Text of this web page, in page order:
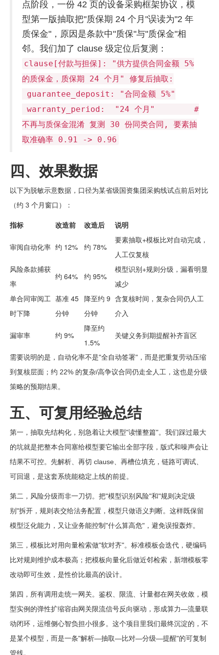
点阶段，一份 42 页的设备采购框架协议，模
型第一版抽取把"质保期 24 个月"误读为"2 年
质保金"，原因是条款中"质保"与"质保金"相
邻。我们加了 clause 级定位后复测：
clause[付款与担保]: "供方提供合同金额 5%
的质保金，质保期 24 个月" 修复后抽取:
guarantee_deposit: "合同金额 5%"
warranty_period: "24 个月" #
不再与质保金混淆 复测 30 份同类合同, 要素抽
取准确率 0.91 -> 0.96
四、效果数据
以下为脱敏示意数据，口径为某省级国资集团采购线试点前后对比
（约 3 个月窗口）：
指标 改造前 改造后 说明
审阅自动化率 约 12% 约 78%
要素抽取+模板比对自动完成，
人工仅复核
风险条款捕获
率
约 64% 约 95%
模型识别+规则分级，漏看明显
减少
单合同审阅工
时下降
基准 45
分钟
降至约 9
分钟
含复核时间，复杂合同仍人工
介入
漏审率 约 9%
降至约
1.5%
关键义务到期提醒补齐盲区
需要说明的是，自动化率不是"全自动签署"，而是把重复劳动压缩
到复核层面；约 22% 的复杂/高争议合同仍走全人工，这也是分级
策略的预期结果。
五、可复用经验总结
第一，抽取先结构化，别急着让大模型"读懂整篇"。我们踩过最大
的坑就是把整本合同塞给模型要它输出全部字段，版式和噪声会让
结果不可控。先解析、再切 clause、再槽位填充，链路可调试、
可回退，是这套系统能稳定上线的前提。
第二，风险分级而非一刀切。把"模型识别风险"和"规则决定级
别"拆开，规则表交给法务配置，模型只做语义判断。这样既保留
模型泛化能力，又让业务能控制"什么算高危"，避免误报轰炸。
第三，模板比对用向量检索做"软对齐"。标准模板会迭代，硬编码
比对规则维护成本极高；把模板向量化后做近邻检索，新增模板零
改动即可生效，是性价比最高的设计。
第四，所有调用走统一网关。鉴权、限流、计量都在网关收敛，模
型实例的弹性扩缩容由网关限流信号反向驱动，形成算力—流量联
动闭环，运维侧心智负担小很多。这个项目里我们最终沉淀的，不
是某个模型，而是一条"解析—抽取—比对—分级—提醒"的可复制
管线。